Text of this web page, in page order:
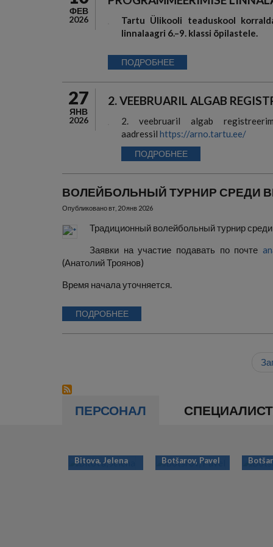
ФЕВ
2026
Tartu Ülikooli teaduskool
linnalaagri 6.–9. klassi õpilastele.
ПОДРОБНЕЕ
27
ЯНВ
2026
2. VEEBRUARIL ALGAB
2. veebruaril algab
aadressil https://arno.tartu.ee/
ПОДРОБНЕЕ
ВОЛЕЙБОЛЬНЫЙ ТУРНИР СРЕДИ
Опубликовановт, 20 янв 2026
Традиционный волейбольный турнир среди
Заявки на участие подавать по почте
(Анатолий Троянов)
Время начала уточняется.
ПОДРОБНЕЕ
ПЕРСОНАЛ
Bitova, Jelena Botšarov, Pavel